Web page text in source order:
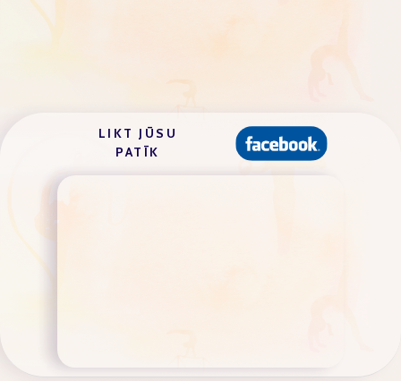
LIKT JŪSU
PATĪK